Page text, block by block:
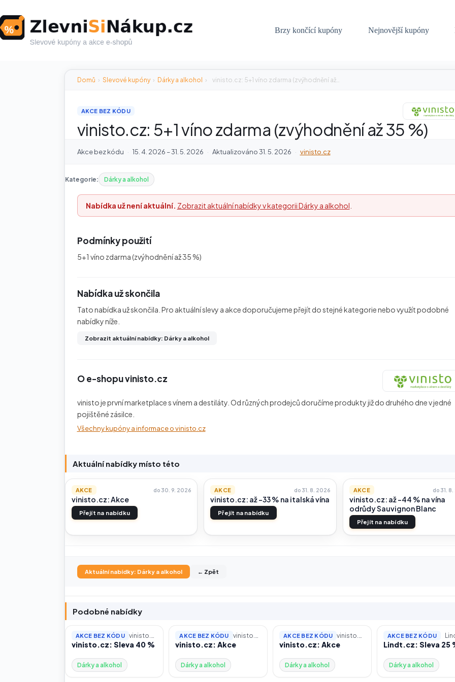
content
Brzy končící kupóny
Nejnovější kupóny
Domů › Slevové kupóny › Dárky a alkohol › vinisto.cz: 5+1 víno zdarma (zvýhodnění až…
AKCE BEZ KÓDU
vinisto.cz: 5+1 víno zdarma (zvýhodnění až 35 %)
Akce bez kódu · 15. 4. 2026 – 31. 5. 2026 · Aktualizováno 31. 5. 2026 · vinisto.cz
Kategorie: Dárky a alkohol
Nabídka už není aktuální. Zobrazit aktuální nabídky v kategorii Dárky a alkohol
Podmínky použití
5+1 víno zdarma (zvýhodnění až 35 %)
Nabídka už skončila
Tato nabídka už skončila. Pro aktuální slevy a akce doporučujeme přejít do stejné kategorie nebo využít podobné
nabídky níže.
Zobrazit aktuální nabídky: Dárky a alkohol
O e-shopu vinisto.cz
vinisto je první marketplace s vínem a destiláty. Od různých prodejců doručíme produkty již do druhého dne v jedné
pojištěné zásilce.
Všechny kupóny a informace o vinisto.cz
Aktuální nabídky místo této
AKCE do 30. 9. 2026
vinisto.cz: Akce
Přejít na nabídku
AKCE do 31. 8. 2026
vinisto.cz: až -33 % na italská vína
Přejít na nabídku
AKCE do 31.
vinisto.cz: až -44 % na vína
odrůdy Sauvignon Blanc
Přejít na nabídku
Aktuální nabídky: Dárky a alkohol ← Zpět
Podobné nabídky
AKCE BEZ KÓDU vinisto.cz
vinisto.cz: Sleva 40 %
Dárky a alkohol
AKCE BEZ KÓDU vinisto.cz
vinisto.cz: Akce
Dárky a alkohol
AKCE BEZ KÓDU vinisto.cz
vinisto.cz: Akce
Dárky a alkohol
AKCE BEZ KÓDU
Lindt.cz: Sleva 25
Dárky a alkohol